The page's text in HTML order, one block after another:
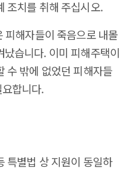
조치를 취해 주십시오.
피해자들이 죽음으로 내몰
습니다. 이미 피해주택이
수 밖에 없었던 피해자들
합니다.
특별법 상 지원이 동일하